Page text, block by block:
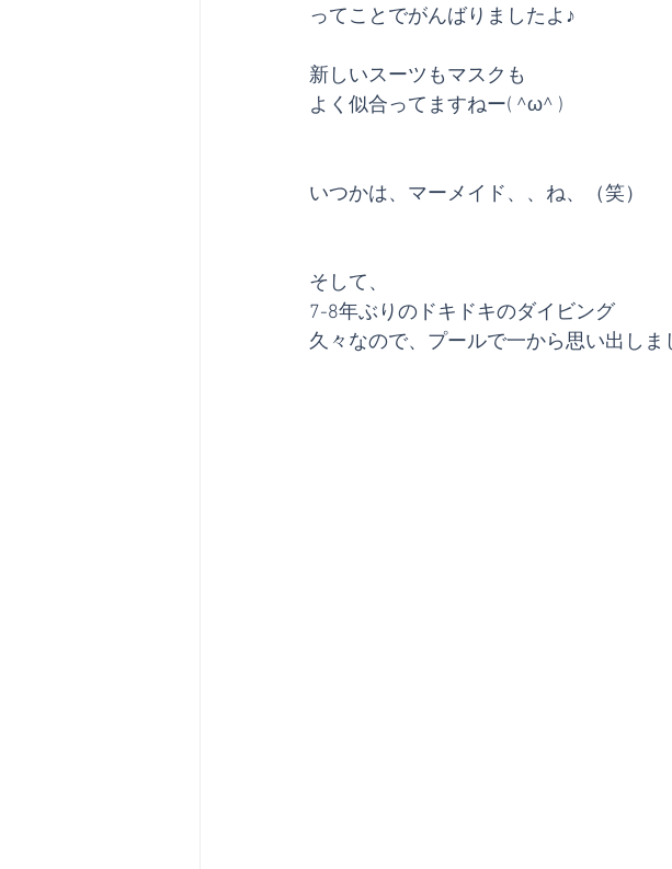
ってことでがんばりましたよ♪
新しいスーツもマスクも
よく似合ってますねー( ^ω^ )
いつかは、マーメイド、、ね、（笑）
そして、
7-8年ぶりのドキドキのダイビング
久々なので、プールで一から思い出しま